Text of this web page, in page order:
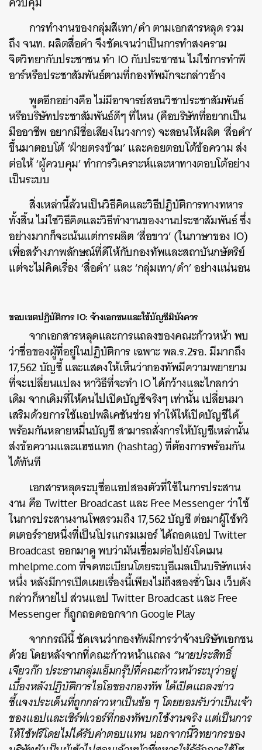
การทำงานของกลุ่มสีเทา/ดำ ตามเอกสารหลุด รวม
ถึง จนท. ผลิตสื่อดำ จึงชัดเจนว่าเป็นการทำสงคราม
จิตวิทยากับประชาชน ทำ IO กับประชาชน ไม่ใช่การทำพี
อาร์หรือประชาสัมพันธ์ตามที่กองทัพมักจะกล่าวอ้าง
พูดอีกอย่างคือ ไม่มีอาจารย์สอนวิชาประชาสัมพันธ์
หรือบริษัทประชาสัมพันธ์ดีๆ ที่ไหน (คือบริษัทที่อยากเป็น
มืออาชีพ อยากมีชื่อเสียงในวงการ) จะสอนให้ผลิต ‘สื่อดำ’
ขึ้นมาตอบโต้ ‘ฝ่ายตรงข้าม’ และคอยตอบโต้ข้อความ ส่ง
ต่อให้ ‘ผู้ควบคุม’ ทำการวิเคราะห์และหาทางตอบโต้อย่าง
เป็นระบบ
สิ่งเหล่านี้ล้วนเป็นวิธีคิดและวิธีปฏิบัติการทางทหาร
ทั้งสิ้น ไม่ใช่วิธีคิดและวิธีทำงานของงานประชาสัมพันธ์ ซึ่ง
อย่างมากก็จะเน้นแต่การผลิต ‘สื่อขาว’ (ในภาษาของ IO)
เพื่อสร้างภาพลักษณ์ที่ดีให้กับกองทัพและสถาบันกษัตริย์
แต่จะไม่คิดเรื่อง ‘สื่อดำ’ และ ‘กลุ่มเทา/ดำ’ อย่างแน่นอน
ขอบเขตปฏิบัติการ IO: จ้างเอกชนและใช้บัญชีมิบังควร
จากเอกสารหลุดและการแถลงของคณะก้าวหน้า พบ
ว่าชื่อของผู้ที่อยู่ในปฏิบัติการ เฉพาะ พล.ร.2รอ. มีมากถึง
17,562 บัญชี้ และแสดงให้เห็นว่ากองทัพมีความพยายาม
ที่จะเปลี่ยนแปลง หาวิธีที่จะทำ IO ได้กว้างและไกลกว่า
เดิม จากเดิมที่ให้คนไปเปิดบัญชีจริงๆ เท่านั้น เปลี่ยนมา
เสริมด้วยการใช้แอปพลิเคชันช่วย ทำให้ให้เปิดบัญชีได้
พร้อมกันหลายหมื่นบัญชี สามารถสั่งการให้บัญชีเหล่านั้น
ส่งข้อความและแฮชแทก (hashtag) ที่ต้องการพร้อมกัน
ได้ทันที
เอกสารหลุดระบุชื่อแอปสองตัวที่ใช้ในการประสาน
งาน คือ Twitter Broadcast และ Free Messenger ว่าใช้
ในการประสานงานโพสรวมถึง 17,562 บัญชี ต่อมาผู้ใช้ทวิ
ตเตอร์รายหนึ่งที่เป็นโปรแกรมเมอร์ ได้ถอดแอป Twitter
Broadcast ออกมาดู พบว่ามันเชื่อมต่อไปยังโดเมน
mhelpme.com ที่จดทะเบียนโดยระบุอีเมลเป็นบริษัทแห่ง
หนึ่ง หลังมีการเปิดเผยเรื่องนี้เพียงไม่ถึงสองชั่วโมง เว็บดัง
กล่าวก็หายไป ส่วนแอป Twitter Broadcast และ Free
Messenger ก็ถูกถอดออกจาก Google Play
จากกรณีนี้ ชัดเจนว่ากองทัพมีการว่าจ้างบริษัทเอกชน
ด้วย โดยหลังจากที่คณะก้าวหน้าแถลง “นายประสิทธิ์
เจียวก๊ก ประธานกลุ่มเอ็มกรุ๊ปที่คณะก้าวหน้าระบุว่าอยู่
เบื้องหลังปฏิบัติการไอโอของกองทัพ ได้เปิดแถลงข่าว
ชี้แจงประเด็นที่ถูกกล่าวหาเป็นข้อ ๆ โดยยอมรับว่าเป็นเจ้า
ของแอปและเซิร์ฟเวอร์ที่กองทัพบกใช้งานจริง แต่เป็นการ
ให้ใช้ฟรีโดยไม่ได้รับค่าตอบแทน นอกจากนี้วิทยากรของ
SHARE TWEET LINE EMAIL